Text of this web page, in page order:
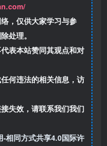
，仅供大家学习与参
处理。
表本站赞同其观点和对
何违法的相关信息，访
失效，请联系我们我们
相同方式共享4.0国际许